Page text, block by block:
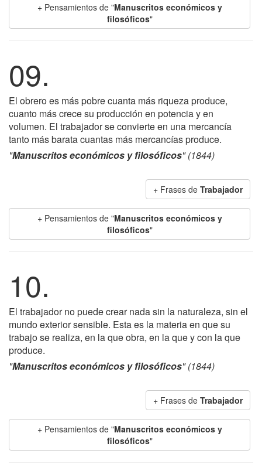
+ Pensamientos de "Manuscritos económicos y
filosóficos"
09.
El obrero es más pobre cuanta más riqueza produce,
cuanto más crece su producción en potencia y en
volumen. El trabajador se convierte en una mercancía
tanto más barata cuantas más mercancías produce.
"Manuscritos económicos y filosóficos" (1844)
+ Frases de Trabajador
+ Pensamientos de "Manuscritos económicos y
filosóficos"
10.
El trabajador no puede crear nada sin la naturaleza, sin el
mundo exterior sensible. Esta es la materia en que su
trabajo se realiza, en la que obra, en la que y con la que
produce.
"Manuscritos económicos y filosóficos" (1844)
+ Frases de Trabajador
+ Pensamientos de "Manuscritos económicos y
filosóficos"